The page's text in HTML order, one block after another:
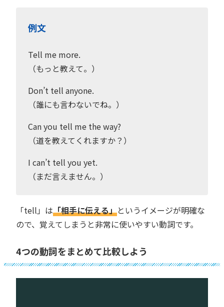
例文
Tell me more.
（もっと教えて。）
Don’t tell anyone.
（誰にも言わないでね。）
Can you tell me the way?
（道を教えてくれますか？）
I can’t tell you yet.
（まだ言えません。）
「tell」は「相手に伝える」というイメージが明確な
ので、覚えてしまうと非常に使いやすい動詞です。
4つの動詞をまとめて比較しよう